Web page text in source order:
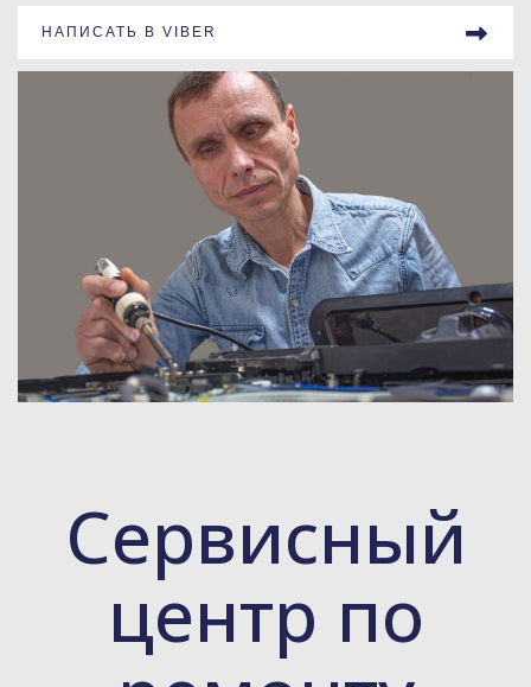
НАПИСАТЬ В VIBER
Сервисный
центр по